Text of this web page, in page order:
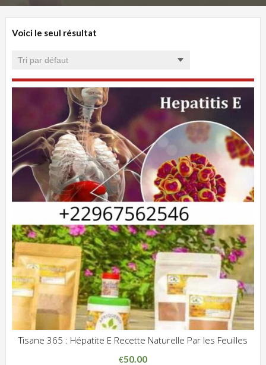
Voici le seul résultat
Tisane 365 : Hépatite E Recette Naturelle Par les Feuilles
€50.00